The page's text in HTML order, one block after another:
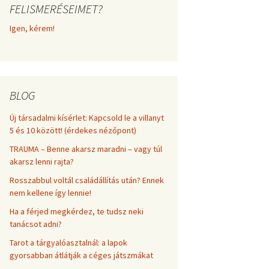
frekvenciákkal
FELISMERÉSEIMET?
Igen, kérem!
BLOG
Új társadalmi kísérlet: Kapcsold le a villanyt
5 és 10 között! (érdekes nézőpont)
TRAUMA – Benne akarsz maradni – vagy túl
akarsz lenni rajta?
Rosszabbul voltál családállítás után? Ennek
nem kellene így lennie!
Ha a férjed megkérdez, te tudsz neki
tanácsot adni?
Tarot a tárgyalóasztalnál: a lapok
gyorsabban átlátják a céges játszmákat